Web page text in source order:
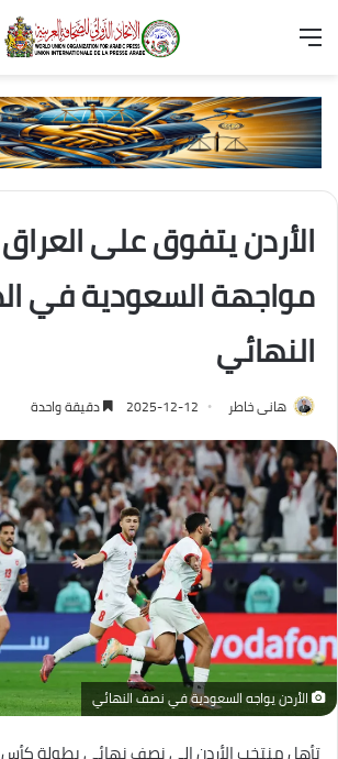
القائمة
الأردن يتفوق على
مواجهة السعودية في
النهائي
هانى خاطر 2025-12-12 دقيقة واحدة
الأردن يواجه السعودية في نصف النهائي